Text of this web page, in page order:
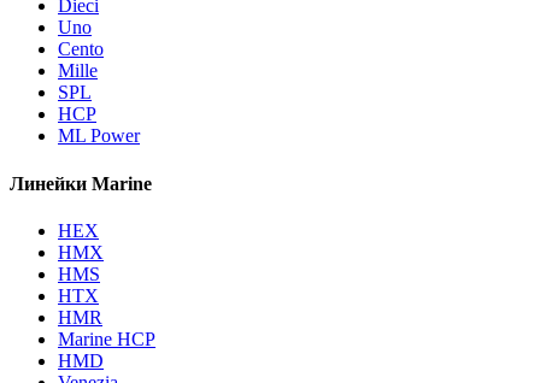
Dieci
Uno
Cento
Mille
SPL
HCP
ML Power
Линейки Marine
HEX
HMX
HMS
HTX
HMR
Marine HCP
HMD